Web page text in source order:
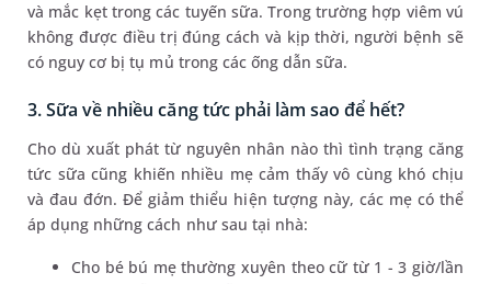
và mắc kẹt trong các tuyến sữa. Trong trường hợp viêm vú
không được điều trị đúng cách và kịp thời, người bệnh sẽ
có nguy cơ bị tụ mủ trong các ống dẫn sữa.
3. Sữa về nhiều căng tức phải làm sao để hết?
Cho dù xuất phát từ nguyên nhân nào thì tình trạng căng
tức sữa cũng khiến nhiều mẹ cảm thấy vô cùng khó chịu
và đau đớn. Để giảm thiểu hiện tượng này, các mẹ có thể
áp dụng những cách như sau tại nhà:
Cho bé bú mẹ thường xuyên theo cữ từ 1 - 3 giờ/lần